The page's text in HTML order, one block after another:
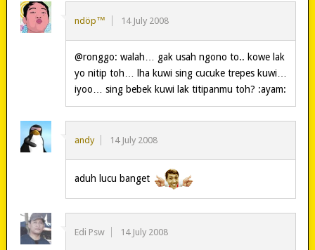
ndöp™ 14 July 2008
@ronggo: walah… gak usah ngono to.. kowe lak
yo nitip toh… lha kuwi sing cucuke trepes kuwi…
iyoo… sing bebek kuwi lak titipanmu toh? :ayam:
andy 14 July 2008
aduh lucu banget
Edi Psw 14 July 2008